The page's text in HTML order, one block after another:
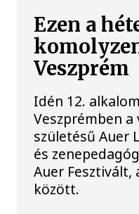
Ezen a
Veszprém
Idén 12.
Veszprémben
születésű Auer
és
Auer Fesztivált,
között.